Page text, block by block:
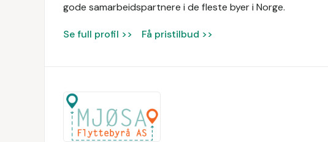
gode samarbeidspartnere i de fleste byer i Norge.
Se full profil >> Få pristilbud >>